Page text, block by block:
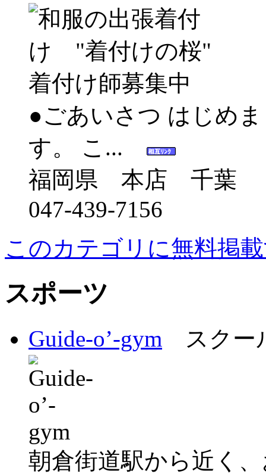
●ごあいさつ はじめ
す。 こ...
福岡県 本店 千葉
047-439-7156
このカテゴリに無料掲
スポーツ
Guide-o’-gym スクー
朝倉街道駅から近く